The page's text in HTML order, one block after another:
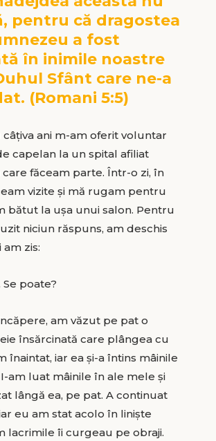
pentru că dragostea
a fost
în inimile noastre
Sfânt care ne-a
(Romani 5:5)
ani m-am oferit voluntar
capelan la un spital afiliat
care făceam parte. Într-o zi, în
vizite și mă rugam pentru
bătut la ușa unui salon. Pentru
niciun răspuns, am deschis
am zis:
Se poate?
am văzut pe pat o
însărcinată care plângea cu
înaintat, iar ea și-a întins mâinile
am luat mâinile în ale mele și
lângă ea, pe pat. A continuat
eu am stat acolo în liniște
lacrimile îi curgeau pe obraji.